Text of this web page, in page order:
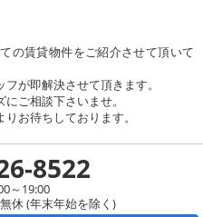
の賃貸物件をご紹介させて頂いて
が即解決させて頂きます。
ご相談下さいませ。
お待ちしております。
8522
～19:00
休 (年末年始を除く)